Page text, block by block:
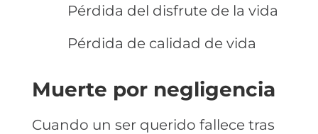
Pérdida del disfrute de la vida
Pérdida de calidad de vida
Muerte por negligencia
Cuando un ser querido fallece tras